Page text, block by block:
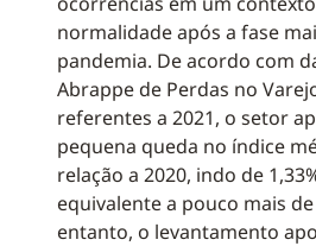
normalidade após a fase
pandemia. De acordo com
Abrappe de Perdas no
referentes a 2021, o setor
pequena queda no índice
relação a 2020, indo de
equivalente a pouco mais
entanto, o levantamento